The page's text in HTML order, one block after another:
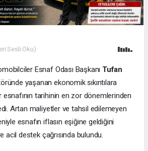
Sesli Oku)
Esnaf Odası Başkanı Tufan
yaşanan ekonomik sıkıntılara
tarihinin en zor dönemlerinden
Artan maliyetler ve tahsil edilemeyen
esnafın iflasın eşiğine geldiğini
acil destek çağrısında bulundu.